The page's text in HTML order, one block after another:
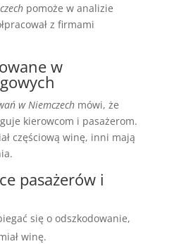
pomoże w analizie
z firmami
w
w Niemczechmówi, że
kierowcom i pasażerom.
częściową winę, inni mają
pasażerów i
się o odszkodowanie,
winę.